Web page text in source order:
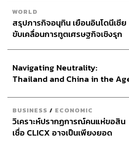
WORLD
สรุปภารกิจอนุทิน เยือนอินโดนีเซีย
ขับเคลื่อนการทูตเศรษฐกิจเชิงรุก
Navigating Neutrality:
Thailand and China in the
BUSINESS / ECONOMIC
วิเคราะห์ปรากฏการณ์คนแห่ขอสิน
เชื่อ CLICX อาจเป็นเพียงยอด